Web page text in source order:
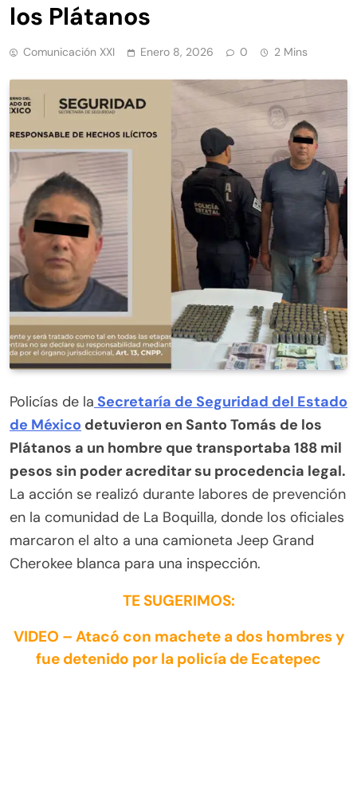
los Plátanos
Comunicación XXI Enero 8, 2026 0 2 Mins
Policías de la Secretaría de Seguridad del Estado
de México detuvieron en Santo Tomás de los
Plátanos a un hombre que transportaba 188 mil
pesos sin poder acreditar su procedencia legal.
La acción se realizó durante labores de prevención
en la comunidad de La Boquilla, donde los oficiales
marcaron el alto a una camioneta Jeep Grand
Cherokee blanca para una inspección.
TE SUGERIMOS:
VIDEO – Atacó con machete a dos hombres y
fue detenido por la policía de Ecatepec